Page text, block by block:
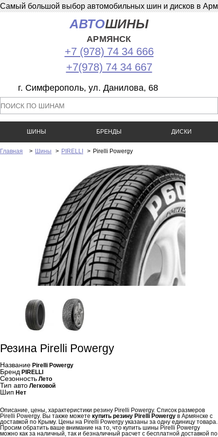
Самый большой выбор автомобильных шин и дисков в
АВТОШИНЫ
АРМЯНСК
+7 (978) 74 34 666
+7(978) 74 34 667
г. Симферополь, ул. Данилова, 68
ШИНЫ БРЕНДЫ ДИСКИ
Главная > Шины > PIRELLI > Pirelli Powergy
Резина Pirelli Powergy
Название Pirelli Powergy
Бренд PIRELLI
Сезонность Лето
Тип авто Легковой
Шип Нет
Описание, цены, характеристики резину Pirelli Powergy. Список размеров
Pirelli Powergy. Вы также можете купить резину Pirelli Powergy в Армянске с
доставкой по Крыму. Цены на Pirelli Powergy указаны за одну единицу товара.
Просим обратить ваше внимание на то, что купить шины Pirelli Powergy
можно как за наличный, так и безналичный расчет с бесплатной доставкой по